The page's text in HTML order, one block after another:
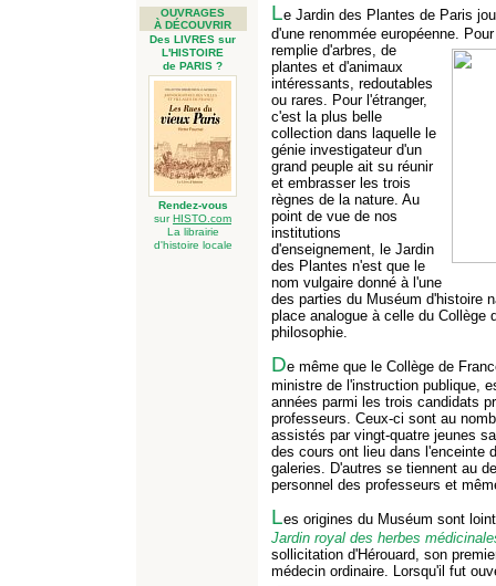
OUVRAGES
À DÉCOUVRIR
Des LIVRES sur
L'HISTOIRE
de PARIS ?
Rendez-vous
surHISTO.com
La librairie
d'histoire locale
Le Jardin des Plantes de Paris
d'une renommée européenne.
remplie d'arbres, de
plantes et d'animaux
intéressants, redoutables
ou rares. Pour l'étranger,
c'est la plus belle
collection dans laquelle le
génie investigateur d'un
grand peuple ait su réunir
et embrasser les trois
règnes de la nature. Au
point de vue de nos
institutions
d'enseignement, le Jardin
des Plantes n'est que le
nom vulgaire donné à l'une
des parties du Muséum d'histoire
place analogue à celle du Collège
philosophie.
De même que le Collège de
ministre de l'instruction publique,
années parmi les trois candidats
professeurs. Ceux-ci sont au
assistés par vingt-quatre jeunes
des cours ont lieu dans l'enceinte
galeries. D'autres se tiennent au
personnel des professeurs et
Les origines du Muséum sont
Jardin royal des herbes
sollicitation d'Hérouard, son
médecin ordinaire. Lorsqu'il fut